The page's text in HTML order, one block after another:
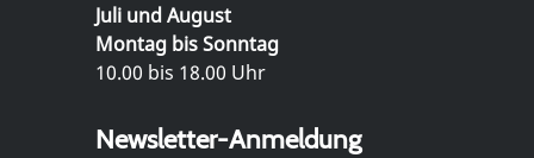
Juli und August
Montag bis Sonntag
10.00 bis 18.00 Uhr
Newsletter-Anmeldung